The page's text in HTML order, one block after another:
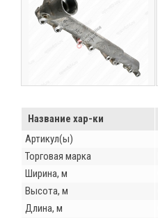
Название хар-ки
Артикул(ы)
Торговая марка
Ширина, м
Высота, м
Длина, м